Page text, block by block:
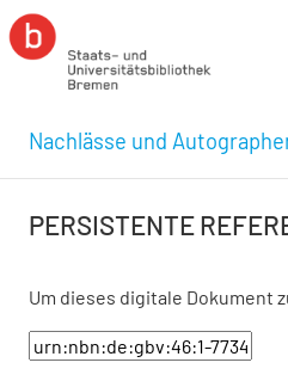
Nachlässe und
PERSISTENTE
Um dieses digitale Dokument